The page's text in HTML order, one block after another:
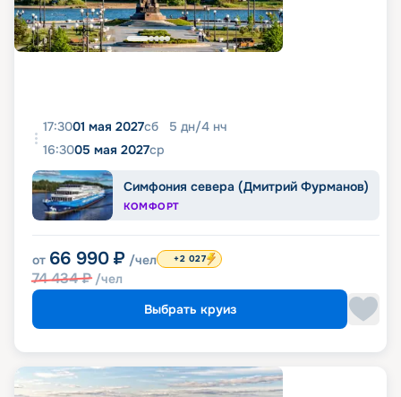
17:3001 мая 2027сб 5 дн/4 нч
16:3005 мая 2027ср
Симфония севера (Дмитрий Фурманов)
КОМФОРТ
от 66 990 ₽ /чел
74 434₽ /чел
+2 027
Выбрать круиз